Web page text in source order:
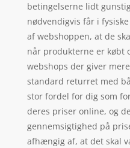
betingelserne lidt
nødvendigvis får i
af webshoppen, at de
når produkterne er købt
webshops der giver
standard returret med
stor fordel for dig som
deres priser online, og
gennemsigtighed på
afhængig af, at det skal